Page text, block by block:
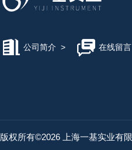
公司简介 > 在线留言
版权所有©2026 上海一基实业有